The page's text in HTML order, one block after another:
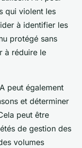
qui violent les
à identifier les
protégé sans
à réduire le
peut également
et déterminer
peut être
de gestion des
volumes